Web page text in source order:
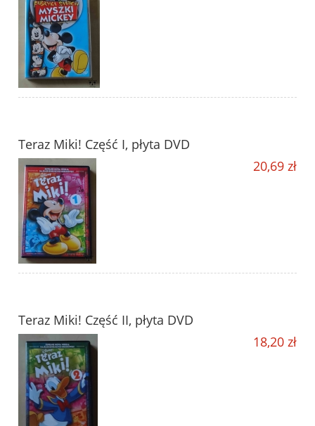
Teraz Miki! Część I, płyta DVD
20,69 zł
Teraz Miki! Część II, płyta DVD
18,20 zł